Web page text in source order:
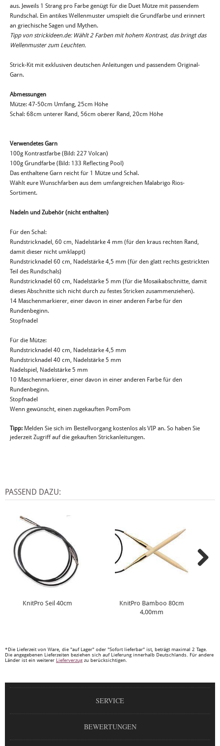
aus. Jeweils 1 Strang pro Farbe genügt für die Duet Mütze mit passendem
Rundschal. Ein antikes Wellenmuster umspielt die Grundfarbe und erinnert
an griechische Sagen und Mythen.
Tipp von strickideen.de: Wählt 2 Farben mit hohem Kontrast, das bringt das
Wellenmuster zum Leuchten.
Strick-Kit mit exklusiven deutschen Anleitungen und passendem Original-
Garn.
Abmessungen
Mütze: 47-50cm Umfang, 25cm Höhe
Schal: 68cm unterer Rand, 56cm oberer Rand, 20cm Höhe
Verwendetes Garn
100g Kontrastfarbe (Bild: 227 Volcan)
100g Grundfarbe (Bild: 133 Reflecting Pool)
Das enthaltene Garn reicht für 1 Mütze und Schal.
Wählt eure Wunschfarben aus dem umfangreichen Malabrigo Rios-
Sortiment.
Nadeln und Zubehör (nicht enthalten)
Für den Schal:
Rundstricknadel, 60 cm, Nadelstärke 4 mm (für den kraus rechten Rand,
damit dieser nicht umklappt)
Rundstricknadel 60 cm, Nadelstärke 4,5 mm (für den glatt rechts gestrickten
Teil des Rundschals)
Rundstricknadel 60 cm, Nadelstärke 5 mm (für die Mosaikabschnitte, damit
dieses Abschnitte sich nicht durch zu festes Stricken zusammenziehen).
14 Maschenmarkierer, einer davon in einer anderen Farbe für den
Rundenbeginn.
Stopfnadel
Für die Mütze:
Rundstricknadel 40 cm, Nadelstärke 4,5 mm
Rundstricknadel 40 cm, Nadelstärke 5 mm
Nadelspiel, Nadelstärke 5 mm
10 Maschenmarkierer, einer davon in einer anderen Farbe für den
Rundenbeginn.
Stopfnadel
Wenn gewünscht, einen zugekauften PomPom
Tipp: Melden Sie sich im Bestellvorgang kostenlos als VIP an. So haben Sie
jederzeit Zugriff auf die gekauften Strickanleitungen.
PASSEND DAZU:
KnitPro Seil 40cm
KnitPro Bamboo 80cm
4,00mm
*Die Lieferzeit von Ware, die "auf Lager" oder "Sofort lieferbar" ist, beträgt maximal 2 Tage.
Die angegebenen Lieferzeiten beziehen sich auf Lieferung innerhalb Deutschlands. Für andere
Länder ist ein weiterer Lieferverzug zu berücksichtigen.
SERVICE
BEWERTUNGEN